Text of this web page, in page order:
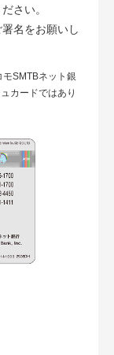
さい。
名をお願いし
SMTBネット銀
カードではあり